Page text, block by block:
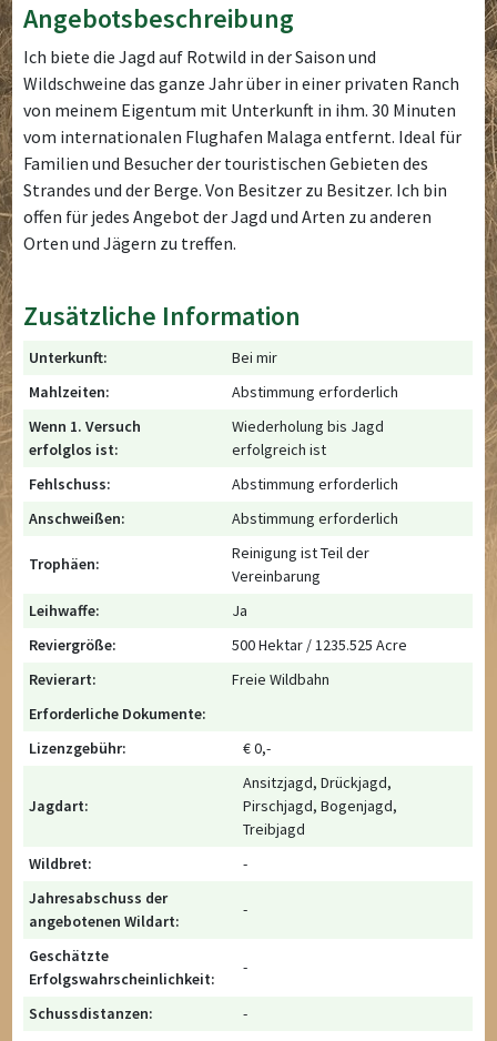
Angebotsbeschreibung
Ich biete die Jagd auf Rotwild in der Saison und
Wildschweine das ganze Jahr über in einer privaten Ranch
von meinem Eigentum mit Unterkunft in ihm. 30 Minuten
vom internationalen Flughafen Malaga entfernt. Ideal für
Familien und Besucher der touristischen Gebieten des
Strandes und der Berge. Von Besitzer zu Besitzer. Ich bin
offen für jedes Angebot der Jagd und Arten zu anderen
Orten und Jägern zu treffen.
Zusätzliche Information
Unterkunft:
Bei mir
Mahlzeiten:
Abstimmung erforderlich
Wenn 1. Versuch
erfolglos ist:
Wiederholung bis Jagd
erfolgreich ist
Fehlschuss:
Abstimmung erforderlich
Anschweißen:
Abstimmung erforderlich
Trophäen:
Reinigung ist Teil der
Vereinbarung
Leihwaffe:
Ja
Reviergröße:
500 Hektar / 1235.525 Acre
Revierart:
Freie Wildbahn
Erforderliche Dokumente:
Lizenzgebühr:
€ 0,-
Jagdart:
Ansitzjagd, Drückjagd,
Pirschjagd, Bogenjagd,
Treibjagd
Wildbret:
-
Jahresabschuss der
angebotenen Wildart:
-
Geschätzte
Erfolgswahrscheinlichkeit:
-
Schussdistanzen:
-